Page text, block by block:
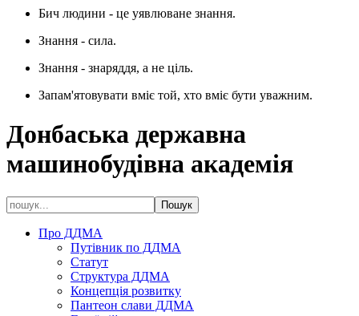
Бич людини - це уявлюване знання.
Знання - сила.
Знання - знаряддя, а не ціль.
Запам'ятовувати вміє той, хто вміє бути уважним.
Донбаська державна
машинобудівна академія
Про ДДМА
Путівник по ДДМА
Статут
Структура ДДМА
Концепція розвитку
Пантеон слави ДДМА